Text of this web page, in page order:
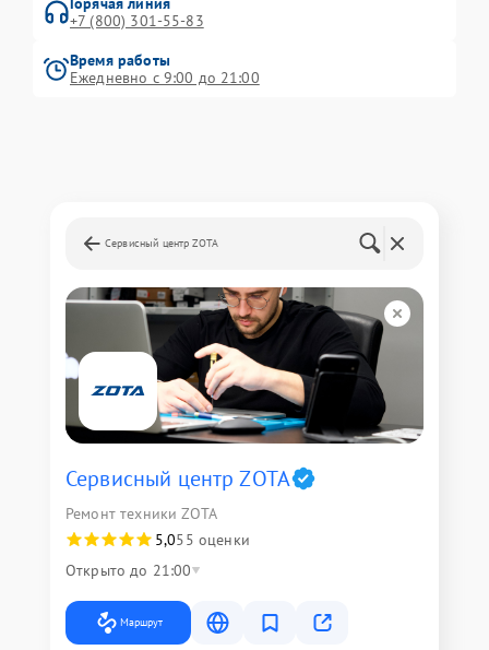
+7 (800) 301-55-83
Время работы
Ежедневно с 9:00 до 21:00
Сервисный центр ZOTA
Сервисный центр ZOTA
Ремонт техники ZOTA
5,055 оценки
Открыто до 21:00
Маршрут